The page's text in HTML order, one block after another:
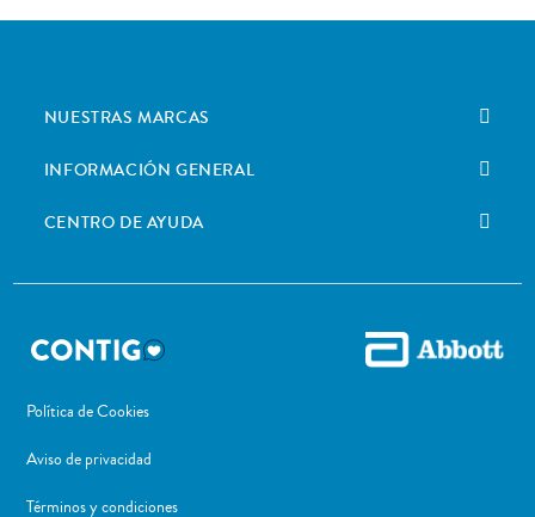
NUESTRAS MARCAS
INFORMACIÓN GENERAL
CENTRO DE AYUDA
Política de Cookies
Aviso de privacidad
Términos y condiciones